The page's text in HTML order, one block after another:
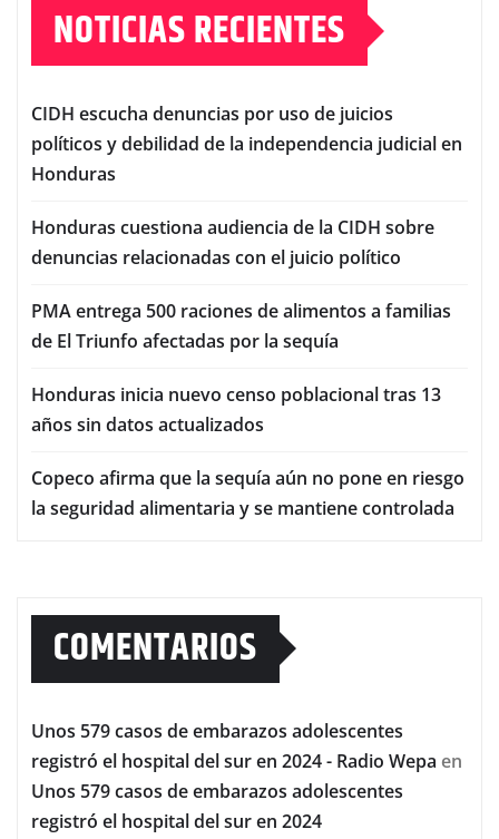
NOTICIAS RECIENTES
CIDH escucha denuncias por uso de juicios
políticos y debilidad de la independencia judicial en
Honduras
Honduras cuestiona audiencia de la CIDH sobre
denuncias relacionadas con el juicio político
PMA entrega 500 raciones de alimentos a familias
de El Triunfo afectadas por la sequía
Honduras inicia nuevo censo poblacional tras 13
años sin datos actualizados
Copeco afirma que la sequía aún no pone en riesgo
la seguridad alimentaria y se mantiene controlada
COMENTARIOS
Unos 579 casos de embarazos adolescentes
registró el hospital del sur en 2024 - Radio Wepa en
Unos 579 casos de embarazos adolescentes
registró el hospital del sur en 2024